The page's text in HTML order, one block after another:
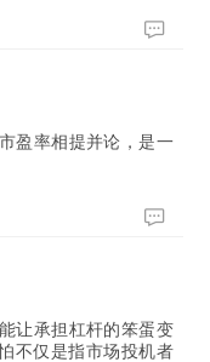
盈率相提并论，是一
让承担杠杆的笨蛋变
不仅是指市场投机者